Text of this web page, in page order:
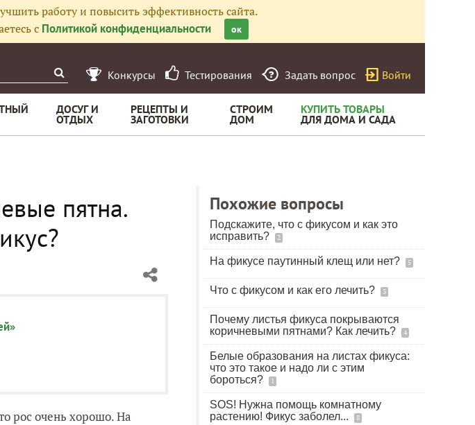
работу и повысить эффективность сайта.
с Политикой конфиденциальности ок
Конкурсы Тестирования Задать вопрос Войти
ДОСУГ И
ОТДЫХ
РЕЦЕПТЫ И
ЗАГОТОВКИ
СТРОИМ
ДОМ
КУПИТЬ ТОВАРЫ
ДЛЯ ДОМА И САДА
пятна.
рос очень хорошо. На
Похожие вопросы
Подскажите, что с фикусом и как это
исправить?
2
На фикусе паутинный клещ или нет? 5
Что с фикусом и как его лечить? 3
Почему листья фикуса покрываются
коричневыми пятнами? Как лечить?
4
Белые образования на листах фикуса:
что это такое и надо ли с этим
бороться?
1
SOS! Нужна помощь комнатному
растению! Фикус заболел...
8